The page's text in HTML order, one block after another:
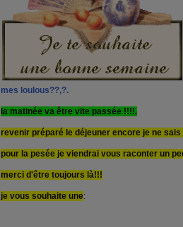
mes loulous??,?.
la matinée va être vite passée !!!!.
revenir préparé le déjeuner encore je ne
pour la pesée je viendrai vous raconter un
merci d'être toujours là!!!
je vous souhaite une: